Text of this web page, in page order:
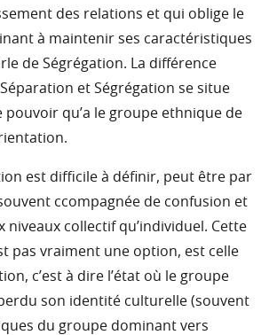
des relations et qui oblige le
à maintenir ses caractéristiques
de Ségrégation. La différence
et Ségrégation se situe
pouvoir qu’a le groupe ethnique de
est difficile à définir, peut être par
ccompagnée de confusion et
niveaux collectif qu’individuel. Cette
pas vraiment une option, est celle
c’est à dire l’état où le groupe
son identité culturelle (souvent
du groupe dominant vers